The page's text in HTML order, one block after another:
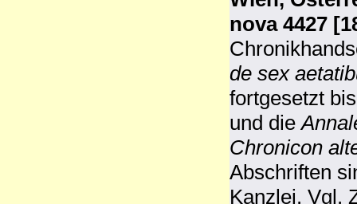
nova 4427
de sex
fortgesetzt
und die
Chronicon
Abschriften
Kanzlei. Vgl.